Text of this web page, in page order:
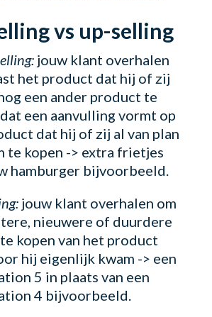
vs up-selling
jouw klant overhalen
het product dat hij of zij
een ander product te
een aanvulling vormt op
dat hij of zij al van plan
te kopen -> extra frietjes
hamburger bijvoorbeeld.
jouw klant overhalen om
nieuwere of duurdere
kopen van het product
hij eigenlijk kwam -> een
5 in plaats van een
4 bijvoorbeeld.